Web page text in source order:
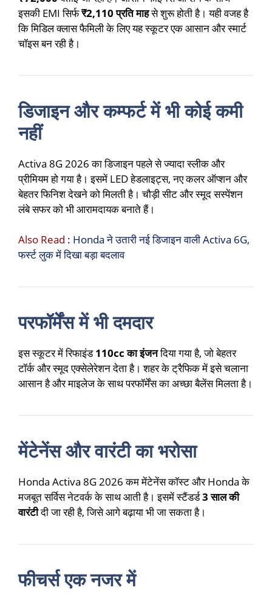
इसकी EMI सिर्फ₹2,110 प्रति माहसे शुरू होती है। यही वजह है
कि मिडिल क्लास फैमिली के लिए यह स्कूटर एक आसान और स्मार्ट
चॉइस बन रही है।
डिजाइन और कम्फर्ट में भी कोई कमी
नहीं
Activa 8G 2026 का डिजाइन पहले से ज्यादा स्लीक और
प्रीमियम हो गया है। इसमें LED हेडलाइट्स, नए कलर ऑप्शन और
बेहतर फिनिश देखने को मिलती है। चौड़ी सीट और स्मूद सस्पेंशन
लंबे सफर को भी आरामदायक बनाते हैं।
Also Read : Honda ने उतारी नई डिजाइन वाली Activa 6G,
फर्स्ट लुक में दिखा बड़ा बदलाव
परफॉर्मेंस में भी दमदार
इस स्कूटर में रिफाइंड110cc का इंजनदिया गया है, जो बेहतर
टॉर्क और स्मूद एक्सेलेरेशन देता है। शहर के ट्रैफिक में इसे चलाना
आसान है और माइलेज के साथ परफॉर्मेंस का अच्छा बैलेंस मिलता है।
मेंटेनेंस और वारंटी का भरोसा
Honda Activa 8G 2026 कम मेंटेनेंस कॉस्ट और Honda के
मजबूत सर्विस नेटवर्क के साथ आती है। इसमें स्टैंडर्ड3 साल की
वारंटीदी जा रही है, जिसे आगे बढ़ाया भी जा सकता है।
फीचर्स एक नजर में